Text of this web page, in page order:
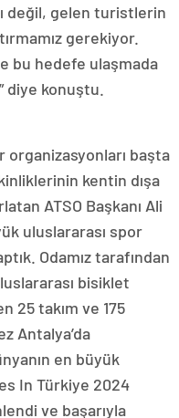
değil, gelen turistlerin
gerekiyor.
bu hedefe ulaşmada
diye konuştu.
organizasyonları başta
kentin dışa
ATSO Başkanı Ali
uluslararası spor
Odamız tarafından
bisiklet
25 takım ve 175
Antalya’da
en büyük
In Türkiye 2024
ve başarıyla